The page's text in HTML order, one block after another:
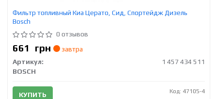
Фильтр топливный Киа Церато, Сид, Спортейдж Дизель
Bosch
0 отзывов
661 грн
завтра
Артикул:
1 457 434 511
BOSCH
КУПИТЬ Код: 47105-4